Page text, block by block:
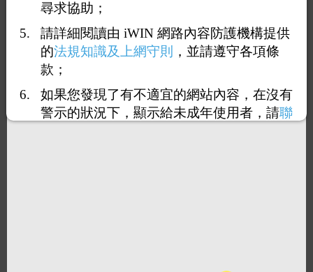
尋求協助；
請詳細閱讀由 iWIN 網路內容防護機構提供
的法規知識及上網守則
，並請遵守各項條
款；
如果您發現了有不適宜的網站內容，在沒有
警示的狀況下，顯示給未成年使用者，請聯